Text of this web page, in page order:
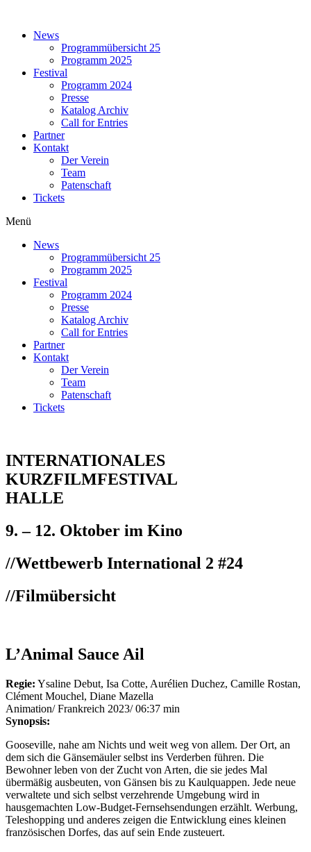
springenNews
Programmübersicht 25
Programm 2025
Festival
Programm 2024
Presse
Katalog Archiv
Call for Entries
Partner
Kontakt
Der Verein
Team
Patenschaft
Tickets
Menü
News
Programmübersicht 25
Programm 2025
Festival
Programm 2024
Presse
Katalog Archiv
Call for Entries
Partner
Kontakt
Der Verein
Team
Patenschaft
Tickets
INTERNATIONALES
KURZFILMFESTIVAL
HALLE
9. – 12. Oktober im Kino
//Wettbewerb International 2 #24
//Filmübersicht
L’Animal Sauce Ail
Regie: Ysaline Debut, Isa Cotte, Aurélien Duchez, Camille Rostan,
Clément Mouchel, Diane Mazella
Animation/ Frankreich 2023/ 06:37 min
Synopsis:
Gooseville, nahe am Nichts und weit weg von allem. Der Ort, an
dem sich die Gänsemäuler selbst ins Verderben führen. Die
Bewohner leben von der Zucht von Arten, die sie jedes Mal
übermäßig ausbeuten, von Gänsen bis zu Kaulquappen. Jede neue
verwaltete und sich selbst verzehrende Umgebung wird in
hausgemachten Low-Budget-Fernsehsendungen erzählt. Werbung,
Teleshopping und anderes zeigen die Entwicklung eines kleinen
französischen Dorfes, das auf sein Ende zusteuert.